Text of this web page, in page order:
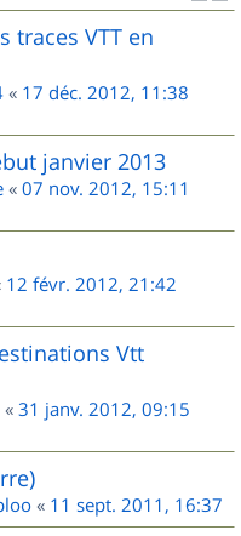
traces VTT en
« 17 déc. 2012, 11:38
janvier 2013
« 07 nov. 2012, 15:11
12 févr. 2012, 21:42
Vtt
« 31 janv. 2012, 09:15
« 11 sept. 2011, 16:37